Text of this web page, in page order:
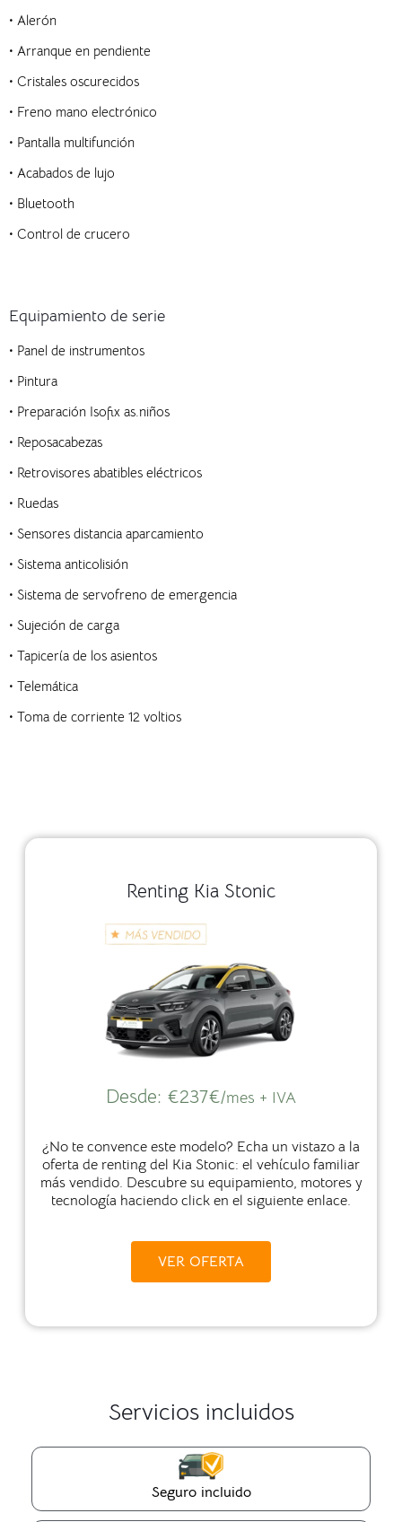
• Alerón
• Arranque en pendiente
• Cristales oscurecidos
• Freno mano electrónico
• Pantalla multifunción
• Acabados de lujo
• Bluetooth
• Control de crucero
Equipamiento de serie
• Panel de instrumentos
• Pintura
• Preparación Isofix as.niños
• Reposacabezas
• Retrovisores abatibles eléctricos
• Ruedas
• Sensores distancia aparcamiento
• Sistema anticolisión
• Sistema de servofreno de emergencia
• Sujeción de carga
• Tapicería de los asientos
• Telemática
• Toma de corriente 12 voltios
Renting Kia Stonic
Desde: €237€/mes + IVA
¿No te convence este modelo? Echa un vistazo a la
oferta de renting del Kia Stonic: el vehículo familiar
más vendido. Descubre su equipamiento, motores y
tecnología haciendo click en el siguiente enlace.
VER OFERTA
Servicios incluidos
Seguro incluido